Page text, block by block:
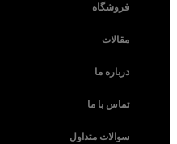
فروشگاه
مقالات
درباره ما
تماس با ما
سوالات متداول